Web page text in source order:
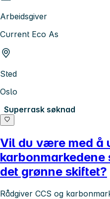
Arbeidsgiver
Current Eco As
Sted
Oslo
Superrask søknad
Vil du være med å
karbonmarkedene
det grønne skiftet?
Rådgiver CCS og